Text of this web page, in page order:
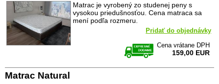
Matrac je vyrobený zo studenej peny s
vysokou priedušnosťou. Cena matraca sa
mení podľa rozmeru.
Pridať do objednávky
Cena vrátane DPH
159,00 EUR
Matrac Natural